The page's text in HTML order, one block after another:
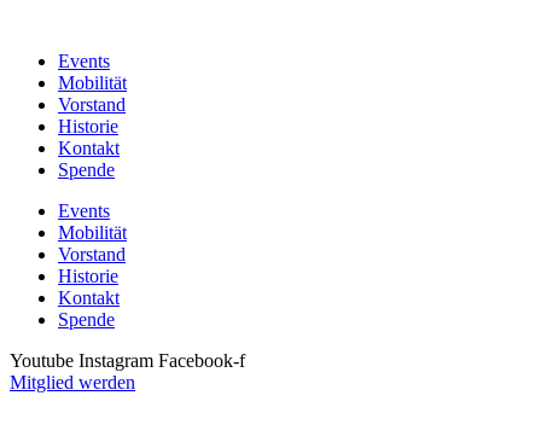
wechselnEvents
Mobilität
Vorstand
Historie
Kontakt
Spende
Events
Mobilität
Vorstand
Historie
Kontakt
Spende
Youtube Instagram Facebook-f
Mitglied werden